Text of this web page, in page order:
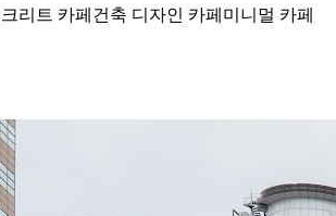
리트 카페 건축 디자인 카페 미니멀 카페